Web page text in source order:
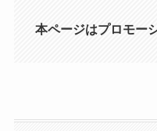
本ページはプロモー